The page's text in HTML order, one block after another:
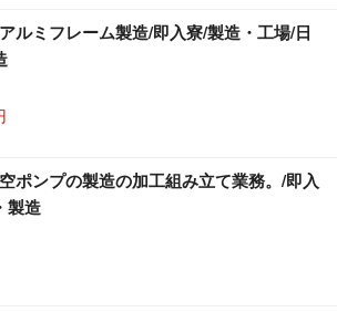
ルミフレーム製造/即入寮/製造・工場/日
ポンプの製造の加工組み立て業務。/即入
製造